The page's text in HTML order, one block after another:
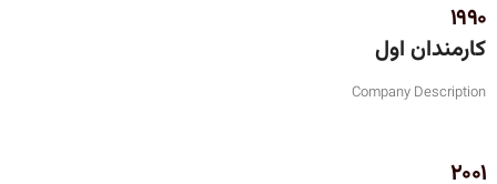
1990
کارمندان اول
Company Description
2001